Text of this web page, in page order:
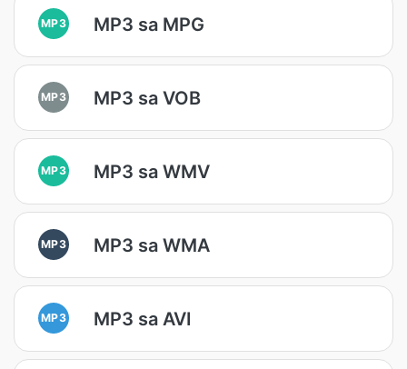
MP3 MP3 sa MPG
MP3 MP3 sa VOB
MP3 MP3 sa WMV
MP3 MP3 sa WMA
MP3 MP3 sa AVI